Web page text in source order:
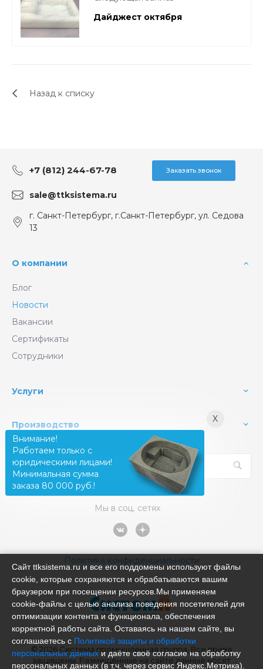
Дайджест октября
Назад к списку
+7 (812) 244-67-78 Заказать звонок
sale@ttksistema.ru
г. Санкт-Петербург, г.Санкт-Петербург, ул. Седова
13
О компании
Блог
Новости
Вакансии
Сертификаты
Сотрудники
Услуги
Производство
Мы в соц. сетях
Политика конфиденциальности
© 2026 Система промышленная группа, Все права
защищены. Размещённые на сайте данные носят
X
Внимание!
Работаем только с
юридическими лицами!
Минимальная сумма
заказа 80 000 руб.!
Сайт ttksistema.ru и все его поддомены используют файлы
cookie, которые сохраняются и обрабатываются вашим
браузером при посещении ресурсов.Мы применяем
cookie‑файлы с целью анализа поведения посетителей для
оптимизации контента и функционала, обеспечения
корректной работы сайта. Оставаясь на нашем сайте, вы
соглашаетесь с Политикой защиты и обработки
персональных данныхи даёте своё согласие на обработку
персональных данных (в т.ч. через сервис Яндекс.Метрика).